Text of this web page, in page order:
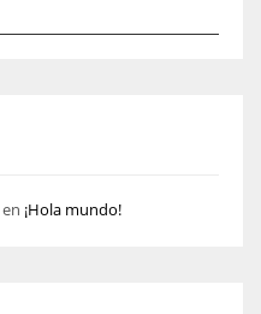
en ¡Hola mundo!